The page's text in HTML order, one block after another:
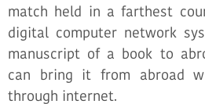
match held in a farthest
digital computer network
manuscript of a book to
can bring it from abroad
through internet.